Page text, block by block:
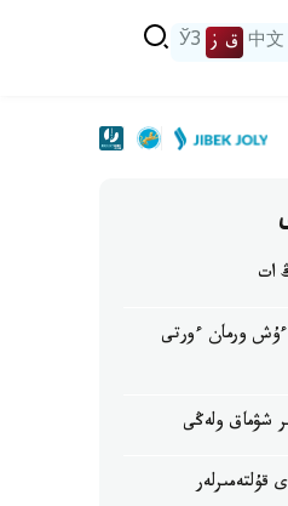
中文 ق ز ЎЗ
ات
ءۇش ورمان ءورتى
شۋماق ولەڭى
قۇلتەمىرلەر